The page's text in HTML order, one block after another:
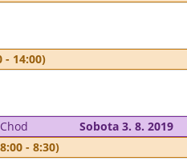
- 14:00)
Chod
Sobota 3. 8. 2019
- 8:30)